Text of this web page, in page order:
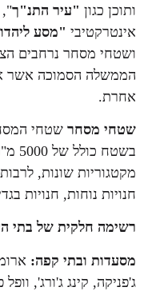
ותוכן כגון "עיר התנ"ך",
אינטרקטיבי "מסע
ושטחי מסחר נרחבים
הממשלה הסמוכה אשר
אחרת.
שטחי מסחר
מקטגוריות שונות,
חנויות נוחות, חנויות
רשימה חלקית של בתי
מסעדות ובתי קפה:
ג'פניקה, קינג ג'ורג',